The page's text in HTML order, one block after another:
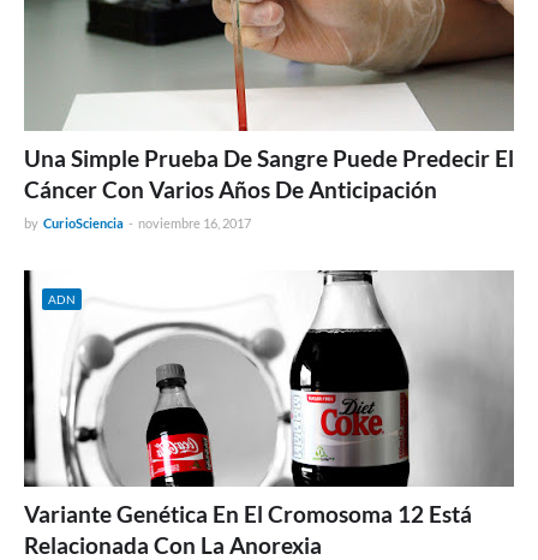
Una Simple Prueba De Sangre Puede Predecir El
Cáncer Con Varios Años De Anticipación
by CurioSciencia - noviembre 16, 2017
ADN
Variante Genética En El Cromosoma 12 Está
Relacionada Con La Anorexia